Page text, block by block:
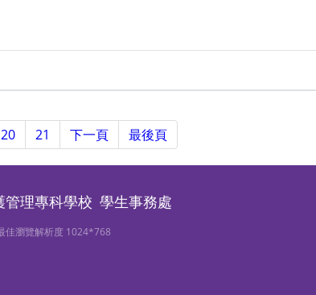
20 21 下一頁 最後頁
管理專科學校 學生事務處
佳瀏覽解析度 1024*768